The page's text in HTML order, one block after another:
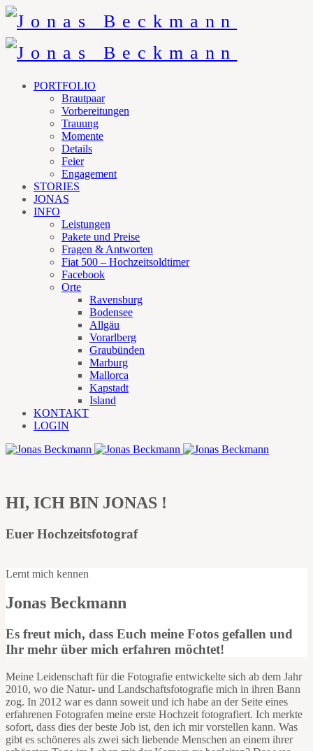
PORTFOLIO
Brautpaar
Vorbereitungen
Trauung
Momente
Details
Feier
Engagement
STORIES
JONAS
INFO
Leistungen
Pakete und Preise
Fragen & Antworten
Fiat 500 – Hochzeitsoldtimer
Facebook
Orte
Ravensburg
Bodensee
Allgäu
Vorarlberg
Graubünden
Marburg
Mallorca
Kapstadt
Island
KONTAKT
LOGIN
HI, ICH BIN JONAS !
Euer Hochzeitsfotograf
Lernt mich kennen
Jonas Beckmann
Es freut mich, dass Euch meine Fotos gefallen und
Ihr mehr über mich erfahren möchtet!
Meine Leidenschaft für die Fotografie entwickelte sich ab dem Jahr
2010, wo die Natur- und Landschaftsfotografie mich in ihren Bann
zog. In 2012 war es dann soweit und ich habe an der Seite eines
erfahrenen Fotografen meine erste Hochzeit fotografiert. Ich merkte
sofort, dass dies der beste Job ist, den ich mir vorstellen kann. Was
gibt es schöneres als zwei sich liebende Menschen an einem ihrer